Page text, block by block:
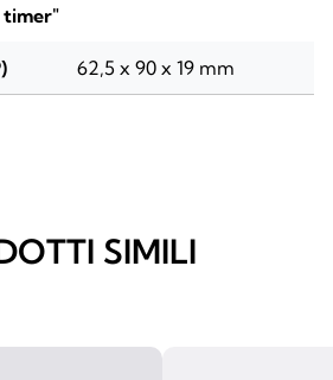
timer"
62,5 x 90 x 19 mm
SIMILI